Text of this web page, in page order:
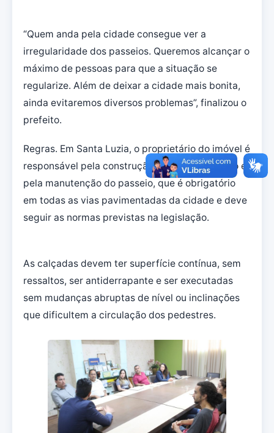
“Quem anda pela cidade consegue ver a
irregularidade dos passeios. Queremos alcançar o
máximo de pessoas para que a situação se
regularize. Além de deixar a cidade mais bonita,
ainda evitaremos diversos problemas”, finalizou o
prefeito.
Regras. Em Santa Luzia, o proprietário do imóvel é
responsável pela construção, pela conservação e
pela manutenção do passeio, que é obrigatório
em todas as vias pavimentadas da cidade e deve
seguir as normas previstas na legislação.
As calçadas devem ter superfície contínua, sem
ressaltos, ser antiderrapante e ser executadas
sem mudanças abruptas de nível ou inclinações
que dificultem a circulação dos pedestres.